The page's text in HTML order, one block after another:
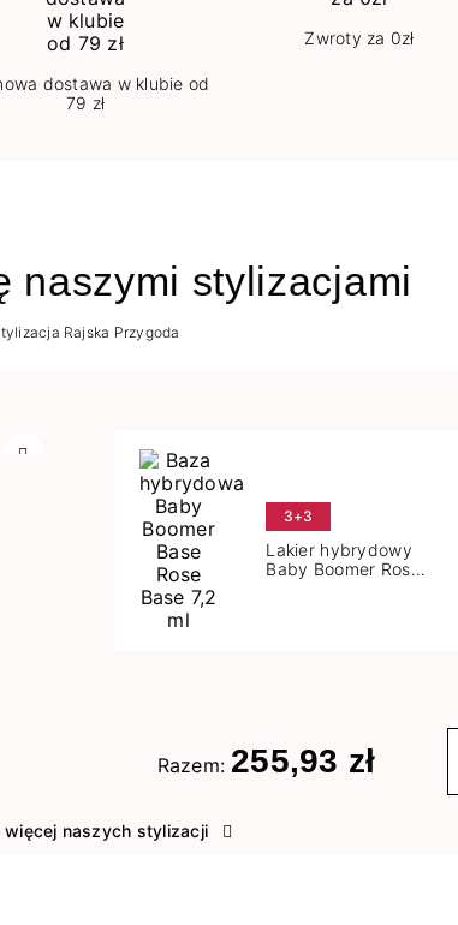
dostawa w klubie od
79 zł
Zwroty za 0zł
naszymi stylizacjami
Rajska Przygoda
3+3
Lakier hybrydowy
Baby Boomer Rose
Razem: 255,93 zł
więcej naszych stylizacji